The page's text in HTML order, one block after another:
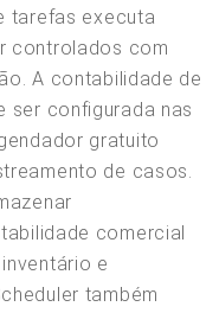
tarefas executa
controlados com
A contabilidade de
ser configurada nas
gratuito
de casos.
comercial
e
também